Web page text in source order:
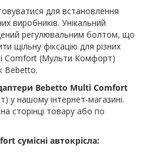
для встановлення
виробників. Унікальний
регулювальним болтом, що
щільну фіксацію для різних
Comfort (Мульти Комфорт)
Bebetto.
Bebetto Multi Comfort
нашому інтернет-магазині.
сторінці товару або по
сумісні автокрісла: